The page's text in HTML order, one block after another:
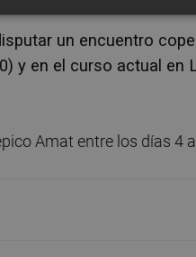
un encuentro
y en el curso actual en
Amat entre los días 4